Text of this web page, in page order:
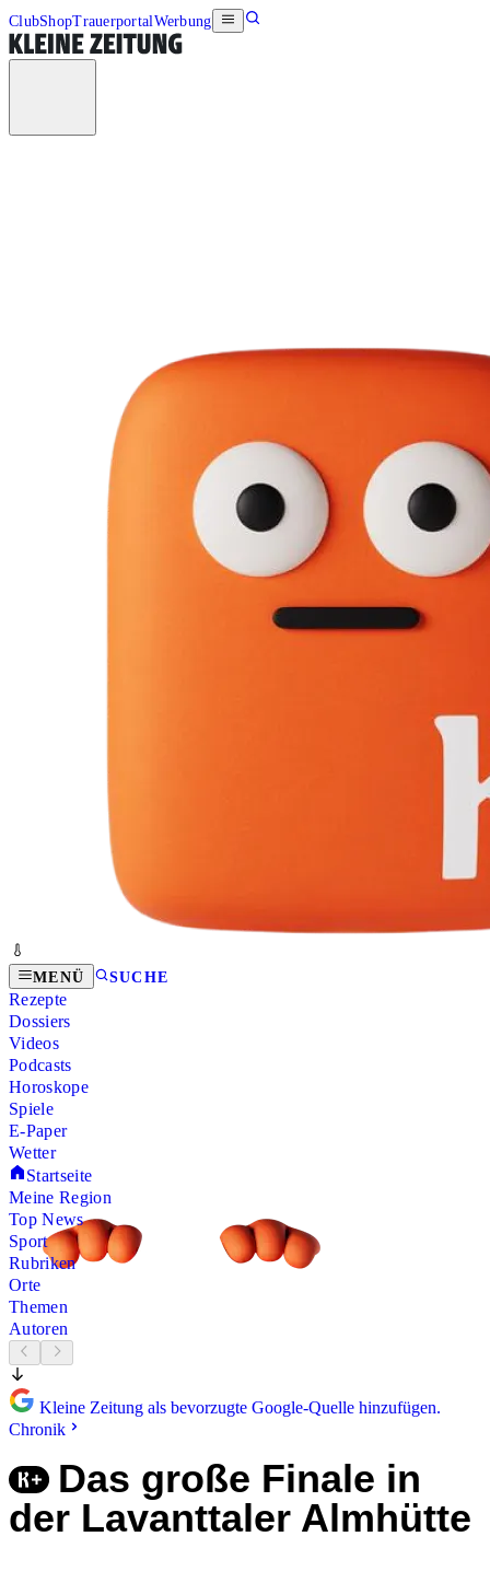
ClubShopTrauerportalWerbung
MENÜ SUCHE
Rezepte
Dossiers
Videos
Podcasts
Horoskope
Spiele
E-Paper
Wetter
Startseite
Meine Region
Top News
Sport
Rubriken
Orte
Themen
Autoren
Kleine Zeitung als bevorzugte Google-Quelle hinzufügen.
Chronik
Das große Finale in
der Lavanttaler Almhütte